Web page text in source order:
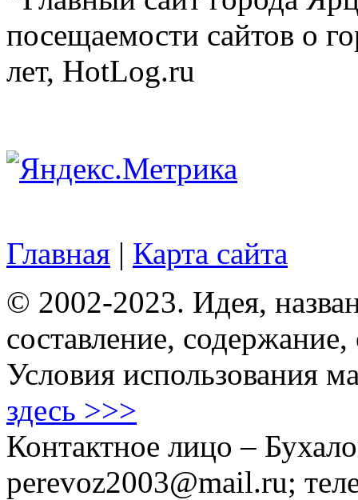
посещаемости сайтов о
лет, HotLog.ru
Главная | Карта сайта
© 2002-2023. Идея,
составление,
Условия использования
здесь >>>
Контактное лицо –
perevoz2003@mail.ru;